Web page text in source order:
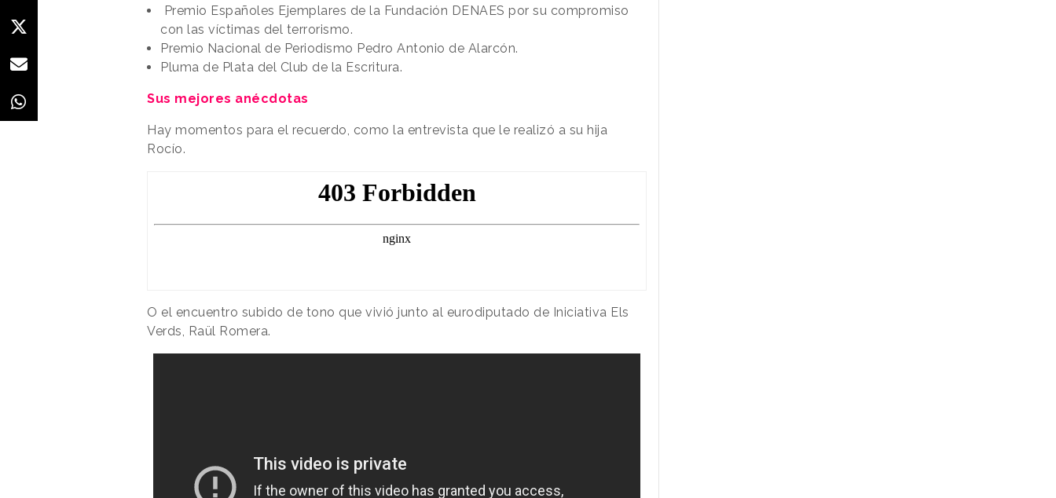
Premio Españoles Ejemplares de la Fundación DENAES por su compromiso
con las víctimas del terrorismo.
Premio Nacional de Periodismo Pedro Antonio de Alarcón.
Pluma de Plata del Club de la Escritura.
Sus mejores anécdotas
Hay momentos para el recuerdo, como la entrevista que le realizó a su hija
Rocío.
O el encuentro subido de tono que vivió junto al eurodiputado de Iniciativa Els
Verds, Raül Romera.